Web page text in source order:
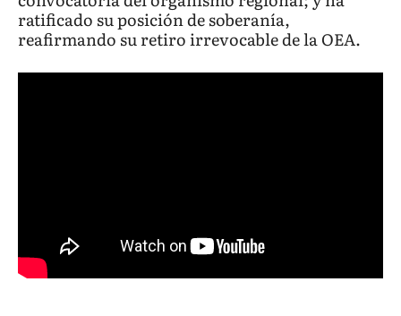
ratificado su posición de soberanía,
reafirmando su retiro irrevocable de la OEA.